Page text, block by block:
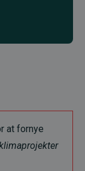
at fornye